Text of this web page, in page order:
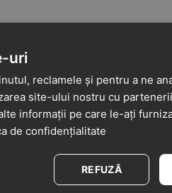
uri
reclamele și pentru a ne
site-ului nostru cu
informații pe care le-ați
de confidențialitate
REFUZĂ